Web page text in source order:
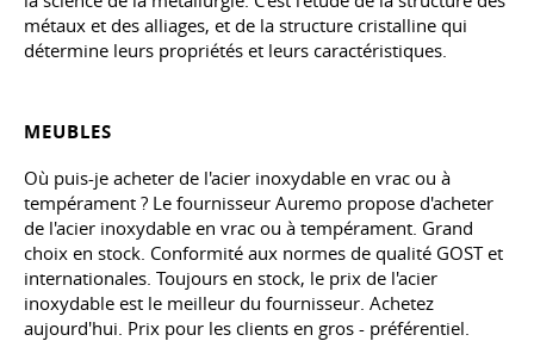
métaux et des alliages, et de la structure cristalline qui
détermine leurs propriétés et leurs caractéristiques.
MEUBLES
Où puis-je acheter de l'acier inoxydable en vrac ou à
tempérament ? Le fournisseur Auremo propose d'acheter
de l'acier inoxydable en vrac ou à tempérament. Grand
choix en stock. Conformité aux normes de qualité GOST et
internationales. Toujours en stock, le prix de l'acier
inoxydable est le meilleur du fournisseur. Achetez
aujourd'hui. Prix pour les clients en gros - préférentiel.